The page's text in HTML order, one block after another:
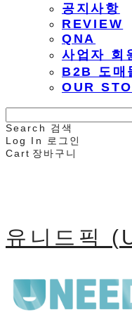
공지사항
REVIEW
QNA
사업자 회
B2B 도매
OUR
Search
검색
Log In
로그인
Cart 장바구니
유니드픽